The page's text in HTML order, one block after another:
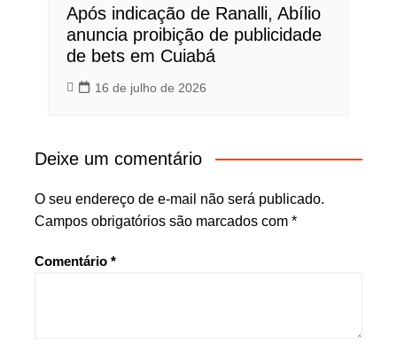
Após indicação de Ranalli, Abílio
anuncia proibição de publicidade
de bets em Cuiabá
16 de julho de 2026
Deixe um comentário
O seu endereço de e-mail não será publicado.
Campos obrigatórios são marcados com *
Comentário *